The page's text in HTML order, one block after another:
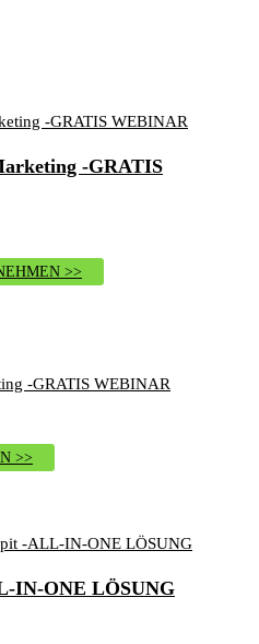
-GRATIS
>>
-GRATIS WEBINAR
>>
IN-ONE LÖSUNG